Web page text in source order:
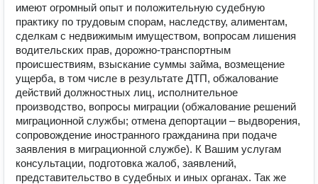
имеют огромный опыт и положительную судебную
практику по трудовым спорам, наследству, алиментам,
сделкам с недвижимым имуществом, вопросам лишения
водительских прав, дорожно-транспортным
происшествиям, взыскание суммы займа, возмещение
ущерба, в том числе в результате ДТП, обжалование
действий должностных лиц, исполнительное
производство, вопросы миграции (обжалование решений
миграционной службы; отмена депортации – выдворения,
сопровождение иностранного гражданина при подаче
заявления в миграционной службе). К Вашим услугам
консультации, подготовка жалоб, заявлений,
представительство в судебных и иных органах. Так же